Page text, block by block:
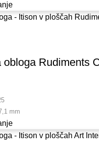
obloga Rudiments
mm